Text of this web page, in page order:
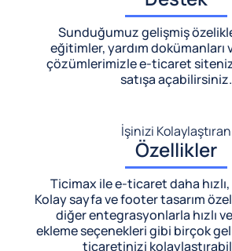
Sunduğumuz gelişmiş
eğitimler, yardım dokümanları
çözümlerimizlee-ticaret
satışa açabilirsiniz.
İşinizi Kolaylaştıran
Özellikler
Ticimax ile e-ticaret daha
Kolay sayfa ve footer tasarım
diğer entegrasyonlarla hızlı
ekleme seçenekleri gibi birçok
ticaretinizi